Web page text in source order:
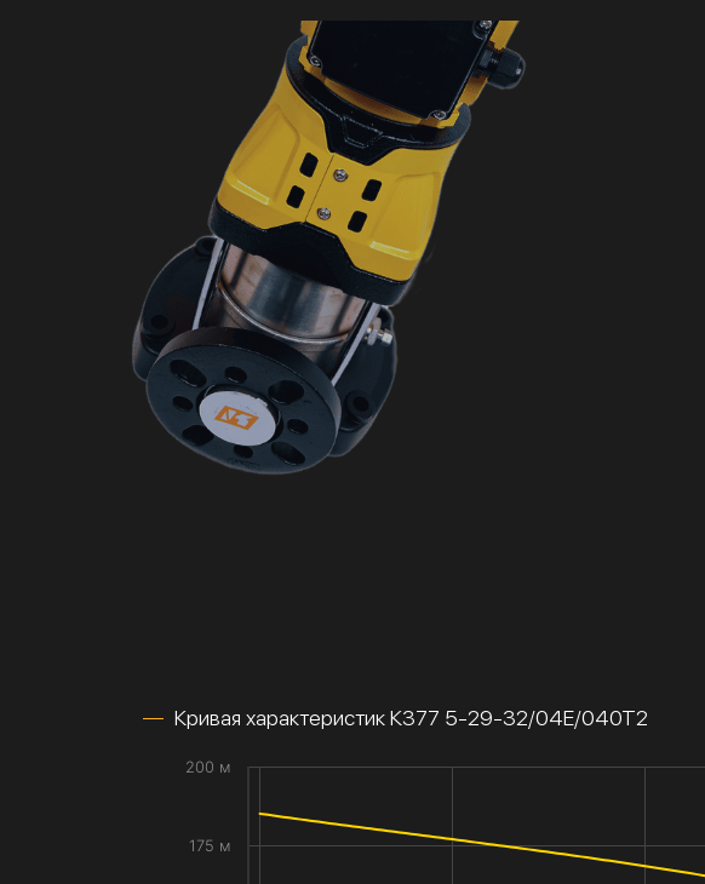
Кривая характеристик К377 5-29-32/04Е/040Т2
175 м
200 м